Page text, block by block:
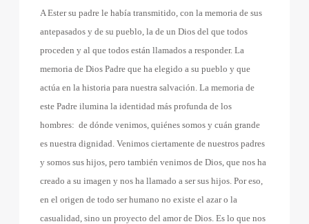
A Ester su padre le había transmitido, con la memoria de sus
antepasados y de su pueblo, la de un Dios del que todos
proceden y al que todos están llamados a responder. La
memoria de Dios Padre que ha elegido a su pueblo y que
actúa en la historia para nuestra salvación. La memoria de
este Padre ilumina la identidad más profunda de los
hombres: de dónde venimos, quiénes somos y cuán grande
es nuestra dignidad. Venimos ciertamente de nuestros padres
y somos sus hijos, pero también venimos de Dios, que nos ha
creado a su imagen y nos ha llamado a ser sus hijos. Por eso,
en el origen de todo ser humano no existe el azar o la
casualidad, sino un proyecto del amor de Dios. Es lo que nos